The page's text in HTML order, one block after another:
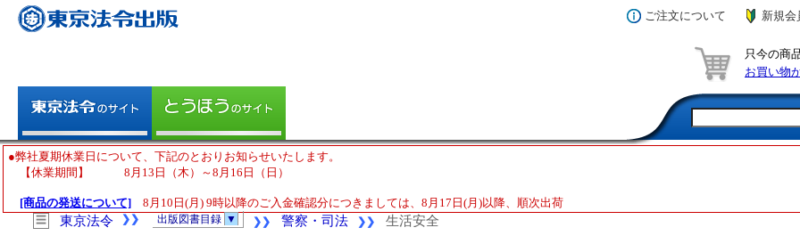
ご注文について 新規会
只今の商
お買い物
●弊社夏期休業日について、下記のとおりお知らせいたします。
【休業期間】 8月13日（木）～8月16日（日）
[商品の発送について] 8月10日(月) 9時以降のご入金確認分につきましては、8月17日(月)以降、順次出荷
☰ 東京法令 ❯❯ 出版図書目録 ▼ ❯❯警察・司法 ❯❯ 生活安全